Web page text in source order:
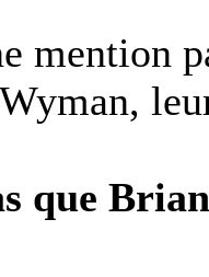
mention
que